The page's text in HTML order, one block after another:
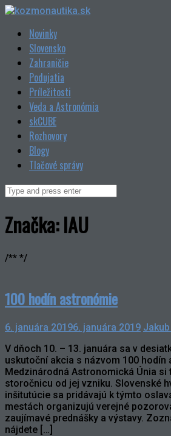
Skip
contentNovinky
Slovensko
Zahraničie
Podujatia
Príležitosti
Veda a Astronómia
skCUBE
Rozhovory
Blogy
Tlačové správy
Search
Značka:IAU
/** */
100 hodín astronómie
6. januára 20196. januára 2019
V dňoch 10. – 13. januára sa v
uskutoční akcia s názvom 100 hodín
Medzinárodná Astronomická Únia si
storočnicu od jej vzniku. Slovenské
inšitutúcie sa pridávajú k týmto
mestách organizujú verejné
zaujímavé prednášky a výstavy.
nájdete […]